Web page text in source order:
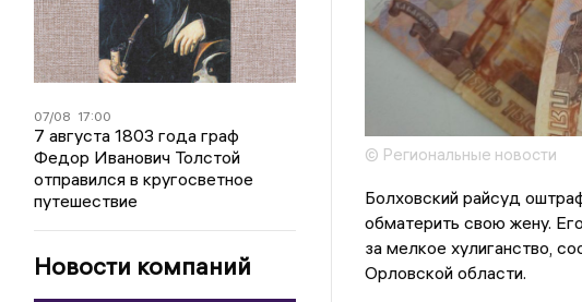
07/08 17:00
7 августа 1803 года граф
Федор Иванович Толстой
отправился в кругосветное
путешествие
Новости компаний
© Региональные новости
Болховский райсуд
обматерить свою жену.
за мелкое хулиганство,
Орловской области.